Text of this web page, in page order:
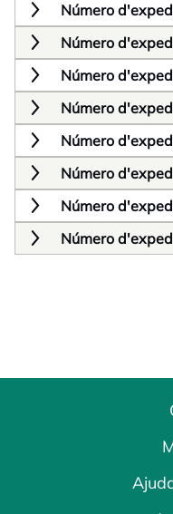
Número
Número
Número
Número
Número
Número
Número
Número